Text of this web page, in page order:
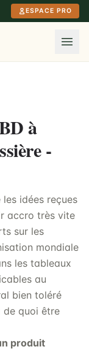
ESPACE PRO
à
-
idées reçues
accro très vite
sur les
mondiale
les tableaux
au
bien toléré
de quoi être
produit